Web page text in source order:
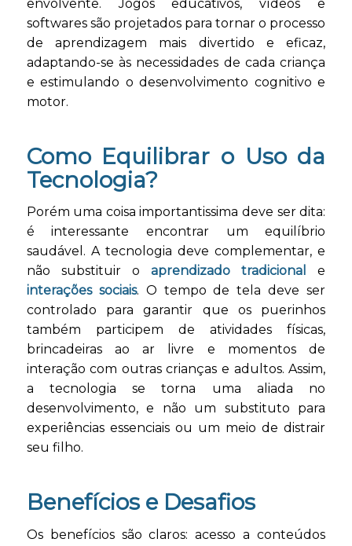
envolvente. Jogos educativos, vídeos e
softwares são projetados para tornar o processo
de aprendizagem mais divertido e eficaz,
adaptando-se às necessidades de cada criança
e estimulando o desenvolvimento cognitivo e
motor.
Como Equilibrar o Uso da
Tecnologia?
Porém uma coisa importantissima deve ser dita:
é interessante encontrar um equilíbrio
saudável. A tecnologia deve complementar, e
não substituir oaprendizado tradicional
e
interações sociais. O tempo de tela deve ser
controlado para garantir que os puerinhos
também participem de atividades físicas,
brincadeiras ao ar livre e momentos de
interação com outras crianças e adultos. Assim,
a tecnologia se torna uma aliada no
desenvolvimento, e não um substituto para
experiências essenciais ou um meio de distrair
seu filho.
Benefícios e Desafios
Os benefícios são claros: acesso a conteúdos